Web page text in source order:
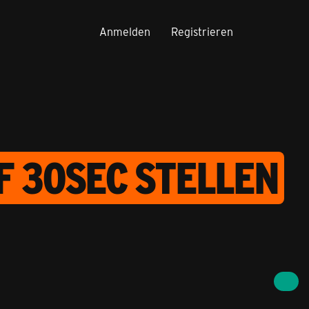
Anmelden Registrieren
30SEC STELLEN